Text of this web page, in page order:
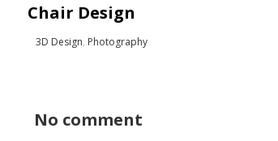
Chair Design
3D Design, Photography
No comment